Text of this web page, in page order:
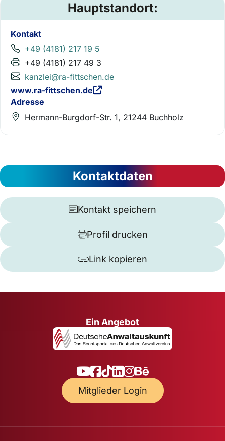
Hauptstandort:
Kontakt
+49 (4181) 217 19 5
+49 (4181) 217 49 3
kanzlei@ra-fittschen.de
www.ra-fittschen.de
Adresse
Hermann-Burgdorf-Str. 1, 21244 Buchholz
Kontaktdaten
Kontakt speichern
Profil drucken
Link kopieren
Ein Angebot
Mitglieder Login